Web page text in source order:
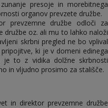
presoje in morebitnega
organov prevzete družbe.
prevzemne družbe odloči za
družbe oz. ali mu to lahko naloži
skrbni pregled ne bo vplival
ki je v domeni edinega
je to z vidika dolžne skrbnosti
in vljudno prosimo za stališče.
in direktor prevzemne družbe